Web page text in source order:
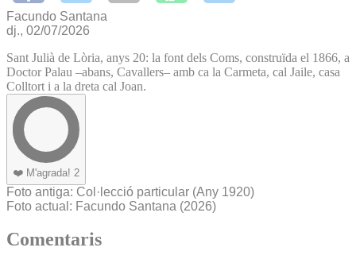
Facundo Santana
dj., 02/07/2026
Sant Julià de Lòria, anys 20: la font dels Coms, construïda el 1866, a
Doctor Palau –abans, Cavallers– amb ca la Carmeta, cal Jaile, casa
Colltort i a la dreta cal Joan.
❤️ M'agrada! 2
Foto antiga: Col·lecció particular (Any 1920)
Foto actual : Facundo Santana (2026)
Comentaris